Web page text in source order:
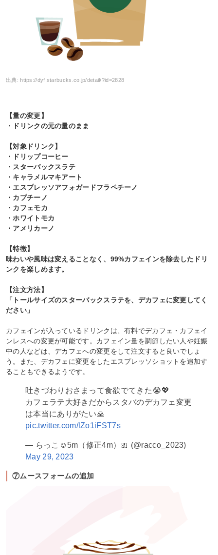
出典:https://dyf.starbucks.co.jp/detail/?id=2828
【量の変更】
・ドリンクの元の量のまま
【対象ドリンク】
・ドリップコーヒー
・スターバックスラテ
・キャラメルマキアート
・エスプレッソアフォガードフラペチーノ
・カプチーノ
・カフェモカ
・ホワイトモカ
・アメリカーノ
【特徴】
味わいや風味は変えることなく、99%カフェインを除去したドリ
ンクを楽しめます。
【注文方法】
「トールサイズのスターバックスラテを、デカフェに変更してく
ださい」
カフェインが入っているドリンクは、有料でデカフェ・カフェイ
ンレスへの変更が可能です。カフェイン量を調節したい人や妊娠
中の人などは、デカフェへの変更をして注文すると良いでしょ
う。また、デカフェに変更をしたエスプレッソショットを追加す
ることもできるようです。
吐きづわりおさまって食欲でてきた😭💖
カフェラテ大好きだからスタバのデカフェ変更
は本当にありがたい🙏
pic.twitter.com/lZo1iFST7s
— らっこ☺︎5m（修正4m）🎀 (@racco_2023)
May 29, 2023
⑦ムースフォームの追加